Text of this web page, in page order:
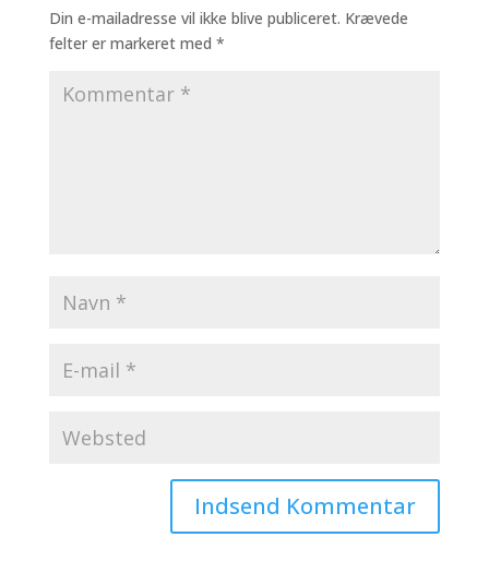
Din e-mailadresse vil ikke blive publiceret. Krævede
felter er markeret med *